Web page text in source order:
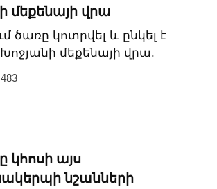
մեքենայի վրա
ծառը կոտրվել և ընկել է
մեքենայի վրա.
483
կհոսի այս
նշանների